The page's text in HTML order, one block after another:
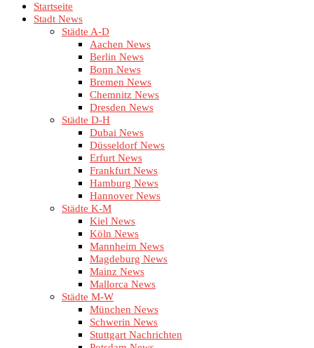
Startseite
Stadt News
Städte A-D
Aachen News
Berlin News
Bonn News
Bremen News
Chemnitz News
Dresden News
Städte D-H
Dubai News
Düsseldorf News
Erfurt News
Frankfurt News
Hamburg News
Hannover News
Städte K-M
Kiel News
Köln News
Mannheim News
Magdeburg News
Mainz News
Mallorca News
Städte M-W
München News
Schwerin News
Stuttgart Nachrichten